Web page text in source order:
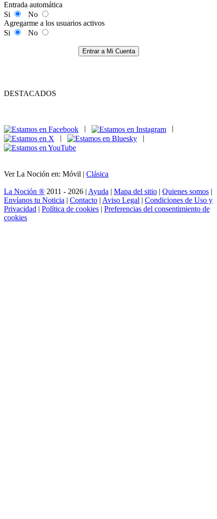
Entrada automática
Si
No
Agregarme a los usuarios activos
Si
No
Entrar a Mi Cuenta
DESTACADOS
|
|
Ver La Noción en: Móvil | Clásica
La Noción ® 2011 - 2026 | Ayuda | Mapa del sitio | Quienes somos |
Envíanos tu Noticia | Contacto | Aviso Legal | Condiciones de Uso y
Privacidad | Política de cookies | Preferencias del consentimiento de
cookies